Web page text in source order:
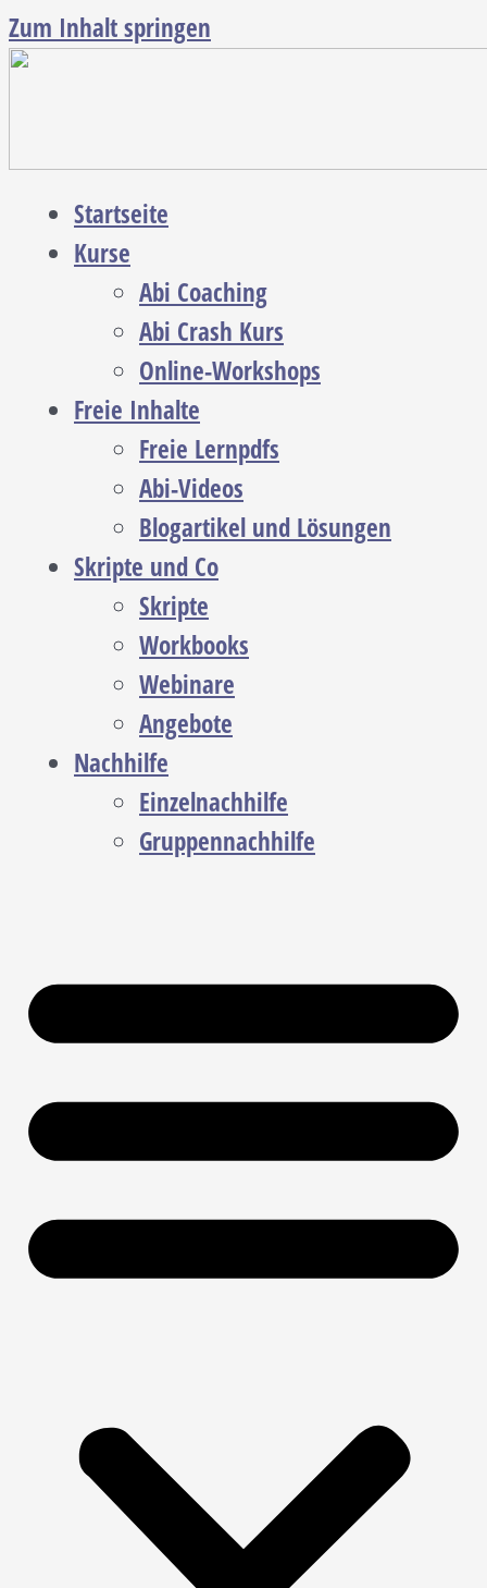
Zum Inhalt springen
Startseite
Kurse
Abi Coaching
Abi Crash Kurs
Online-Workshops
Freie Inhalte
Freie Lernpdfs
Abi-Videos
Blogartikel und Lösungen
Skripte und Co
Skripte
Workbooks
Webinare
Angebote
Nachhilfe
Einzelnachhilfe
Gruppennachhilfe